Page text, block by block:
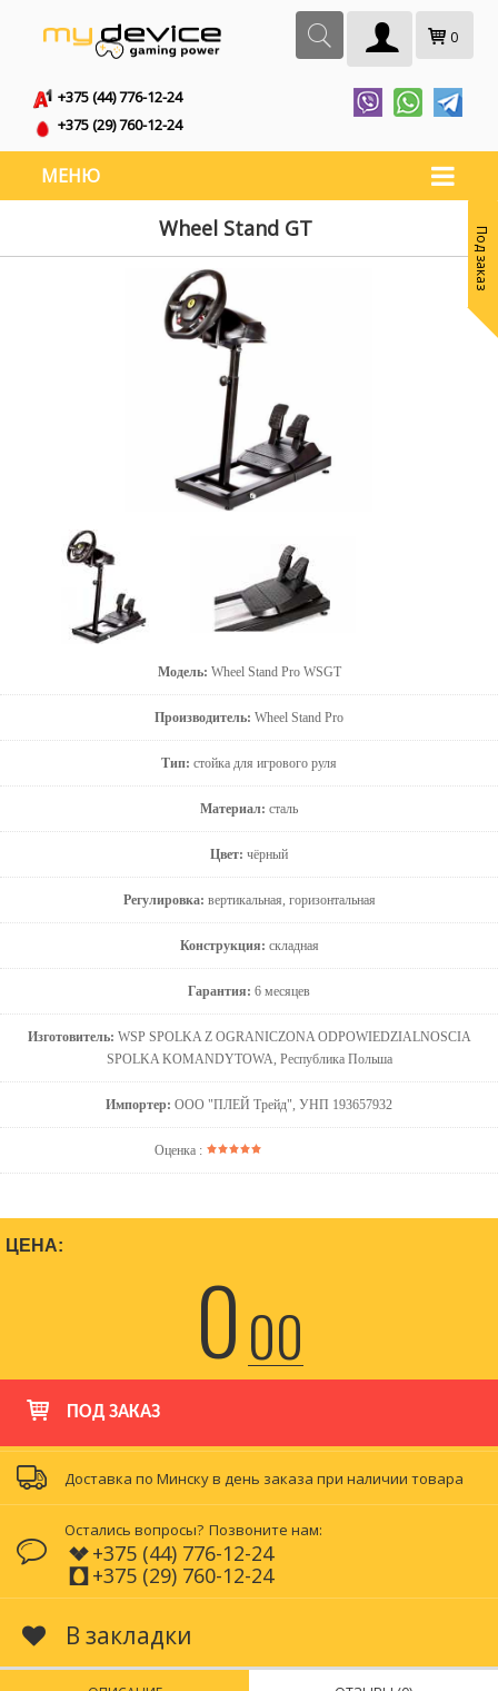
0
+375 (44) 776-12-24
+375 (29) 760-12-24
МЕНЮ
Wheel Stand GT
Модель: Wheel Stand Pro WSGT
Производитель: Wheel Stand Pro
Тип: стойка для игрового руля
Материал: сталь
Цвет: чёрный
Регулировка: вертикальная, горизонтальная
Конструкция: складная
Гарантия: 6 месяцев
Изготовитель: WSP SPOLKA Z OGRANICZONA ODPOWIEDZIALNOSCIA
SPOLKA KOMANDYTOWA, Республика Польша
Импортер: ООО "ПЛЕЙ Трейд", УНП 193657932
Оценка :
Под заказ
ЦЕНА:
000
ПОД ЗАКАЗ
Доставка по Минску в день заказа при наличии товара
Остались вопросы? Позвоните нам:
+375 (44) 776-12-24
+375 (29) 760-12-24
В закладки